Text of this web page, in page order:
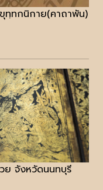
ทฺทกนิกาย(คาถาพัน)
ย จังหวัดนนทบุรี